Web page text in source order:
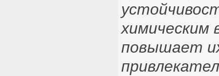
химическим
повышает